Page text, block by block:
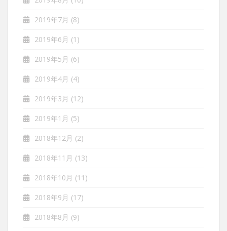
2019年7月 (8)
2019年6月 (1)
2019年5月 (6)
2019年4月 (4)
2019年3月 (12)
2019年1月 (5)
2018年12月 (2)
2018年11月 (13)
2018年10月 (11)
2018年9月 (17)
2018年8月 (9)